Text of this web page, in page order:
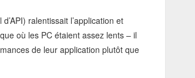
ralentissait l’application et
où les PC étaient assez lents – il
de leur application plutôt que